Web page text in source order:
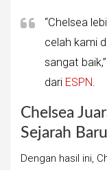
“Chelsea
celah kami
sangat
dari ESPN.
Chelsea
Sejarah Baru
Dengan hasil ini,